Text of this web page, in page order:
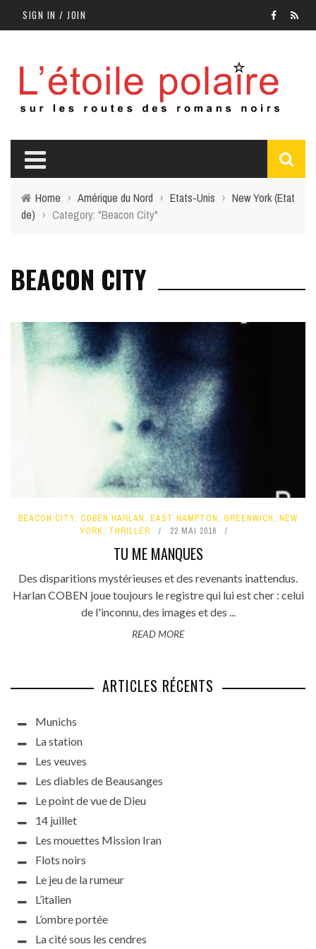
SIGN IN / JOIN
Home › Amérique du Nord › Etats-Unis › New York (Etat
de) › Category: "Beacon City"
BEACON CITY
BEACON CITY, COBEN HARLAN, EAST HAMPTON, GREENWICH, NEW
YORK, THRILLER 22 MAI 2016
TU ME MANQUES
Des disparitions mystérieuses et des revenants inattendus.
Harlan COBEN joue toujours le registre qui lui est cher : celui
de l'inconnu, des images et des ...
READ MORE
ARTICLES RÉCENTS
Munichs
La station
Les veuves
Les diables de Beausanges
Le point de vue de Dieu
14 juillet
Les mouettes Mission Iran
Flots noirs
Le jeu de la rumeur
L’italien
L’ombre portée
La cité sous les cendres